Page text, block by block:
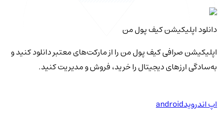
دانلود اپلیکیشن کیف‌ پول من
اپلیکیشن صرافی کیف پول من را از مارکت‌های معتبر دانلود کنید و
به‌سادگی ارزهای دیجیتال را خرید، فروش و مدیریت کنید.
اپ اندرویدandroid